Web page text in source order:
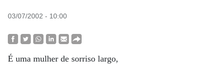
03/07/2002 - 10:00
É uma mulher de sorriso largo,